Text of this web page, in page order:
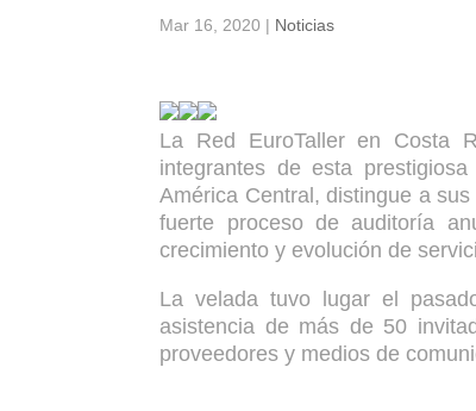
Mar 16, 2020 | Noticias
La Red EuroTaller en Costa
integrantes de esta
América Central, distingue a
fuerte proceso de auditoría
crecimiento y evolución de
La velada tuvo lugar el
asistencia de más de 50
proveedores y medios de